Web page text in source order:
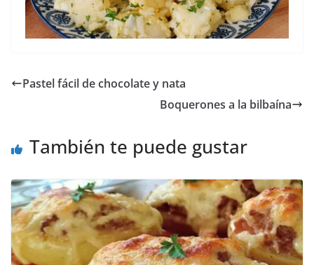
Pastel fácil de chocolate y nata
Boquerones a la bilbaína
También te puede gustar